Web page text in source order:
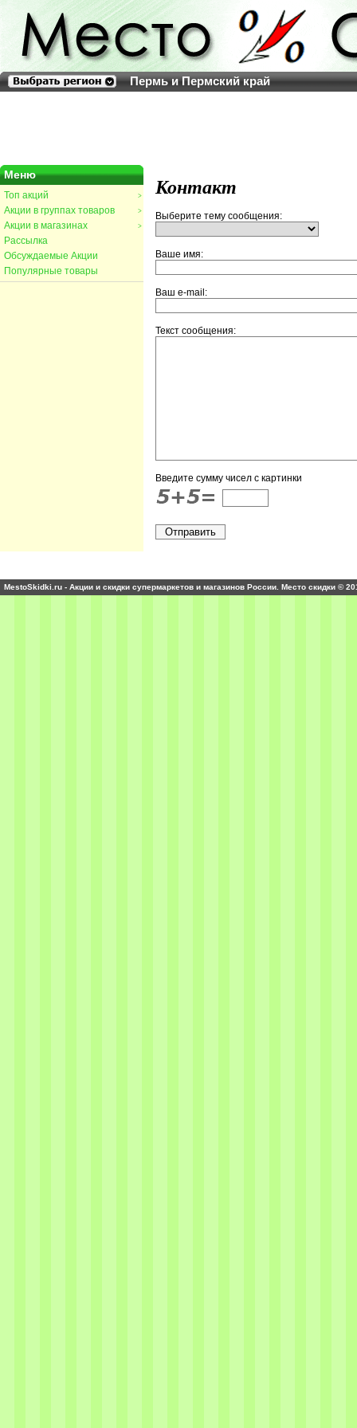
Пермь и Пермский край
Меню
>
Топ акций
>
Акции в группах товаров
>
Акции в магазинах
Рассылка
Обсуждаемые Акции
Популярные товары
Контакт
Выберите тему сообщения:
Ваше имя:
Ваш e-mail:
Текст сообщения:
Введите сумму чисел с картинки
MestoSkidki.ru - Акции и скидки супермаркетов и магазинов России. Место скидки ©